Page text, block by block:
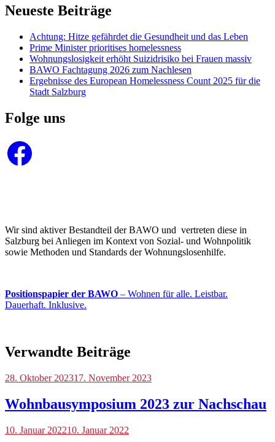
Neueste Beiträge
Achtung: Hitze gefährdet die Gesundheit und das Leben
Prime Minister prioritises homelessness
Wohnungslosigkeit erhöht Suizidrisiko bei Frauen massiv
BAWO Fachtagung 2026 zum Nachlesen
Ergebnisse des European Homelessness Count 2025 für die
Stadt Salzburg
Folge uns
Facebook
Wir sind aktiver Bestandteil der BAWO und vertreten diese in
Salzburg bei Anliegen im Kontext von Sozial- und Wohnpolitik
sowie Methoden und Standards der Wohnungslosenhilfe.
Positionspapier der BAWO – Wohnen für alle. Leistbar.
Dauerhaft. Inklusive.
Verwandte Beiträge
Blog,
28. Oktober 202317. November 2023
Wohnbausymposium 2023 zur Nachschau
Blog
10. Januar 202210. Januar 2022